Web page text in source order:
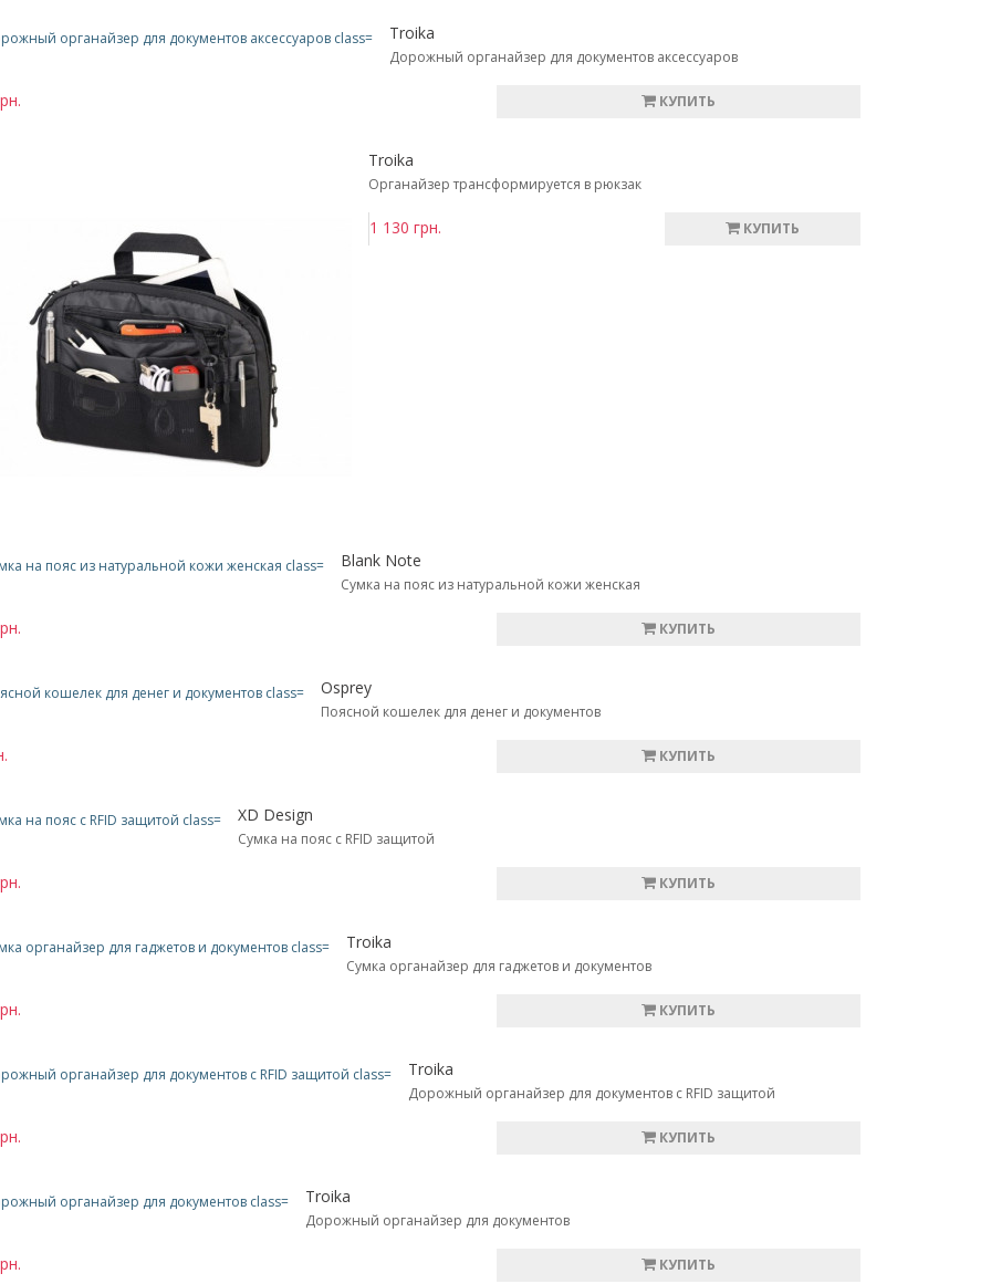
Troika
Дорожный органайзер для документов аксессуаров
КУПИТЬ
Troika
Органайзер трансформируется в рюкзак
1 130 грн. КУПИТЬ
Blank Note
Сумка на пояс из натуральной кожи женская
КУПИТЬ
Osprey
Поясной кошелек для денег и документов
КУПИТЬ
XD Design
Сумка на пояс с RFID защитой
КУПИТЬ
Troika
Сумка органайзер для гаджетов и документов
КУПИТЬ
Troika
Дорожный органайзер для документов с RFID защитой
КУПИТЬ
Troika
Дорожный органайзер для документов
КУПИТЬ